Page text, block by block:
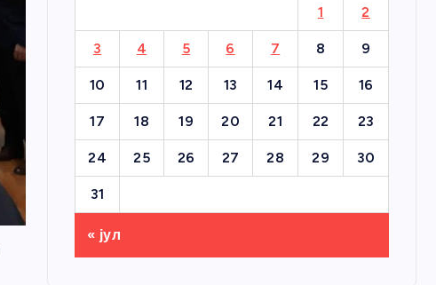
1 2
3 4 5 6 7 8 9
10 11 12 13 14 15 16
17 18 19 20 21 22 23
24 25 26 27 28 29 30
31
« јул